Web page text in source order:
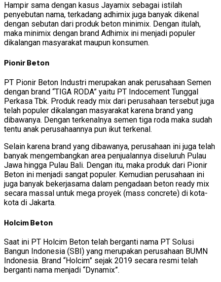
Hampir sama dengan kasus Jayamix sebagai istilah
penyebutan nama, terkadang adhimix juga banyak dikenal
dengan sebutan dari produk beton minimix. Dengan itulah,
maka minimix dengan brand Adhimix ini menjadi populer
dikalangan masyarakat maupun konsumen.
Pionir Beton
PT Pionir Beton Industri merupakan anak perusahaan Semen
dengan brand “TIGA RODA” yaitu PT Indocement Tunggal
Perkasa Tbk. Produk ready mix dari perusahaan tersebut juga
telah populer dikalangan masyarakat karena brand yang
dibawanya. Dengan terkenalnya semen tiga roda maka sudah
tentu anak perusahaannya pun ikut terkenal.
Selain karena brand yang dibawanya, perusahaan ini juga telah
banyak mengembangkan area penjualannya diseluruh Pulau
Jawa hingga Pulau Bali. Dengan itu, maka produk dari Pionir
Beton ini menjadi sangat populer. Kemudian perusahaan ini
juga banyak bekerjasama dalam pengadaan beton ready mix
secara massal untuk mega proyek (mass concrete) di kota-
kota di Jakarta.
Holcim Beton
Saat ini PT Holcim Beton telah berganti nama PT Solusi
Bangun Indonesia (SBI) yang merupakan perusahaan BUMN
Indonesia. Brand “Holcim” sejak 2019 secara resmi telah
berganti nama menjadi “Dynamix”.